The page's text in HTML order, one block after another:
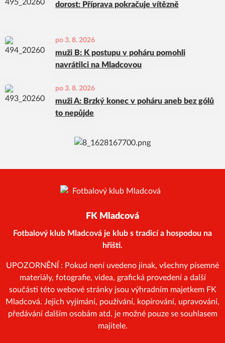
dorost: Příprava pokračuje vítězně
po 3. 8. 2026
muži B: K postupu v poháru pomohli
navrátilci na Mladcovou
po 3. 8. 2026
muži A: Brzký konec v poháru aneb bez gólů
to nepůjde
FK Mladcová
Fotbalový klub Mladcová je klub s tradicí a hospodou na
hřišti.
UPOZORNĚNÍ : Pokud není uvedeno jinak, všechny písemné
materiály, fotografie, videa, grafická provedení a další
součásti této webové stránky jsou výhradním majetkem FK
Mladcová. Jejich vyjímání, používání, kopírování, upravování,
předávání dalším osobám atd. je možné pouze se souhlasem
majitele.